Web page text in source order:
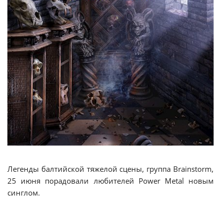
Легенды балтийской тяжелой сцены, группа Brainstorm,
25 июня порадовали любителей Power Metal новым
синглом.